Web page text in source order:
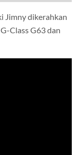
Jimny dikerahkan
Class G63 dan